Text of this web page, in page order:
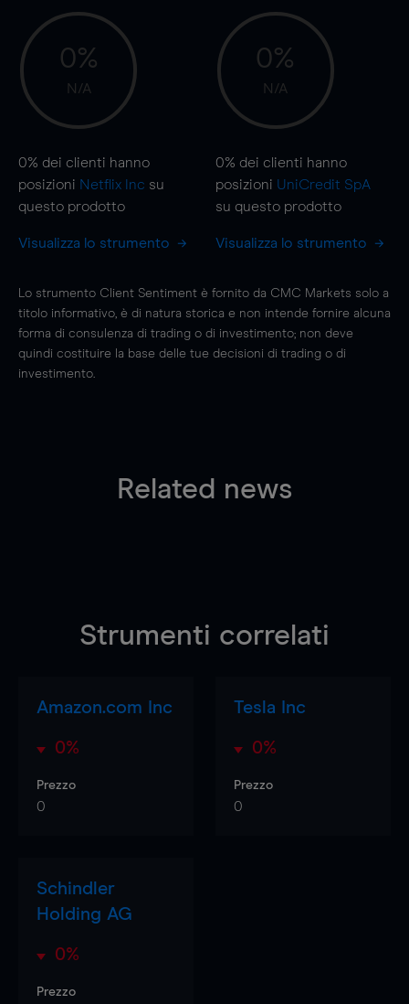
0%
N/A
0% dei clienti hanno
posizioni Netflix Inc su
questo prodotto
Visualizza lo strumento
0%
N/A
0% dei clienti hanno
posizioni UniCredit SpA
su questo prodotto
Visualizza lo strumento
Lo strumento Client Sentiment è fornito da CMC Markets solo a
titolo informativo, è di natura storica e non intende fornire alcuna
forma di consulenza di trading o di investimento; non deve
quindi costituire la base delle tue decisioni di trading o di
investimento.
Related news
Strumenti correlati
Amazon.com Inc
0%
Prezzo
0
Tesla Inc
0%
Prezzo
0
Schindler
Holding AG
0%
Prezzo